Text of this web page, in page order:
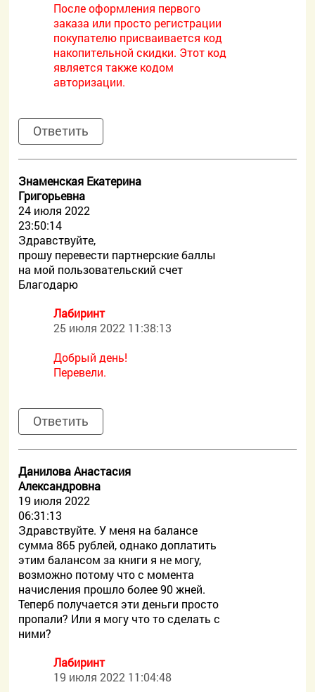
После оформления первого
заказа или просто регистрации
покупателю присваивается код
накопительной скидки. Этот код
является также кодом
авторизации.
Ответить
Знаменская Екатерина
Григорьевна
24 июля 2022
23:50:14
Здравствуйте,
прошу перевести партнерские баллы
на мой пользовательский счет
Благодарю
Лабиринт
25 июля 2022 11:38:13
Добрый день!
Перевели.
Ответить
Данилова Анастасия
Александровна
19 июля 2022
06:31:13
Здравствуйте. У меня на балансе
сумма 865 рублей, однако доплатить
этим балансом за книги я не могу,
возможно потому что с момента
начисления прошло более 90 жней.
Теперб получается эти деньги просто
пропали? Или я могу что то сделать с
ними?
Лабиринт
19 июля 2022 11:04:48